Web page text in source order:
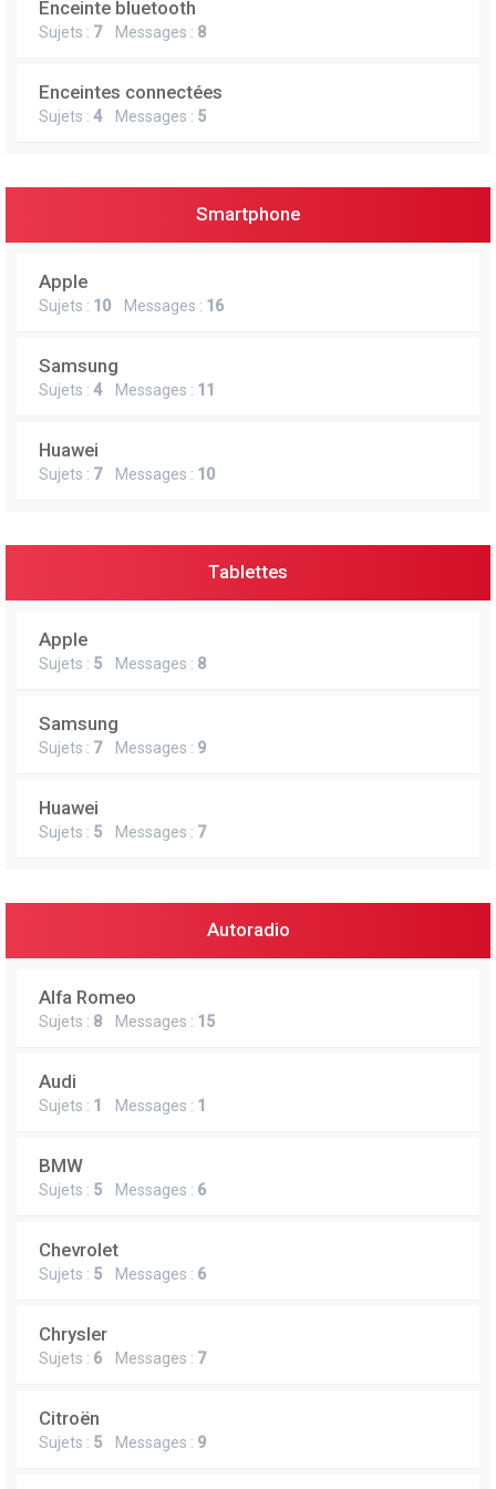
Enceinte bluetooth
Sujets : 7Messages : 8
Enceintes connectées
Sujets : 4Messages : 5
Smartphone
Apple
Sujets : 10 Messages : 16
Samsung
Sujets : 4Messages : 11
Huawei
Sujets : 7Messages : 10
Tablettes
Apple
Sujets : 5 Messages : 8
Samsung
Sujets : 7Messages : 9
Huawei
Sujets : 5 Messages : 7
Autoradio
Alfa Romeo
Sujets : 8 Messages : 15
Audi
Sujets : 1 Messages : 1
BMW
Sujets : 5 Messages : 6
Chevrolet
Sujets : 5 Messages : 6
Chrysler
Sujets : 6 Messages : 7
Citroën
Sujets : 5 Messages : 9